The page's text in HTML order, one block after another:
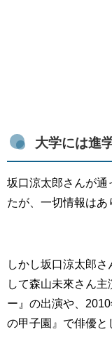
大学には進
坂口涼太郎さんが通
たが、一切情報はあ
しかし坂口涼太郎
して森山未來さん
ー』の出演や、
の甲子園』で俳優と